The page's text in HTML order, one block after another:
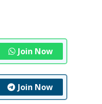
Join Now
Join Now